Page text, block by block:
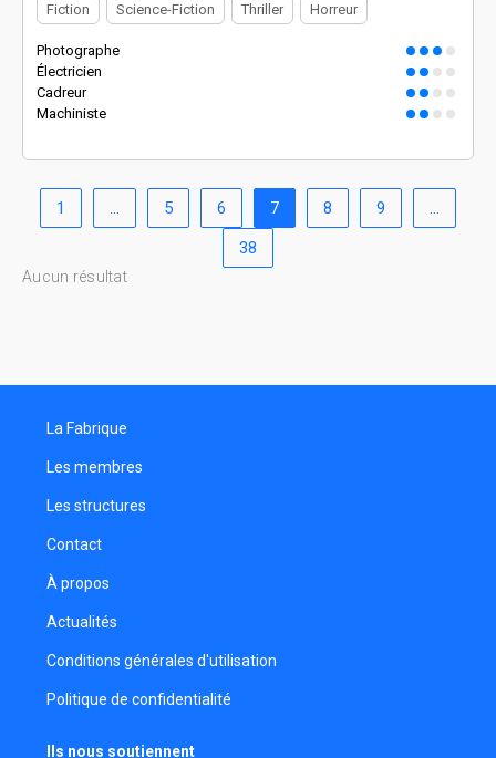
Fiction Science-Fiction Thriller Horreur
Photographe
Électricien
Cadreur
Machiniste
1 … 5 6 7 8 9
…
38
Aucun résultat
La Fabrique
Les membres
Les structures
Contact
À propos
Actualités
Conditions générales d'utilisation
Politique de confidentialité
Ils nous soutiennent